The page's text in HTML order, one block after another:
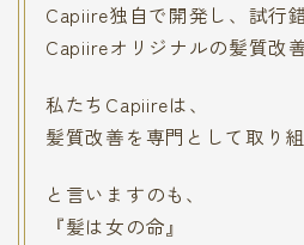
Capiire独自で開発し、試行
Capiireオリジナルの髪質改
私たちCapiireは、
髪質改善を専門として取り組
と言いますのも、
『髪は女の命』